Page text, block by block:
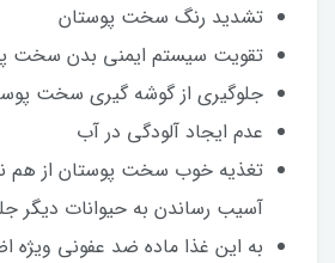
تشدید رنگ سخت پوستان
تقویت سیستم ایمنی بدن سخت
جلوگیری از گوشه گیری سخت
عدم ایجاد آلودگی در آب
تغذیه خوب سخت پوستان از هم
آسیب رساندن به حیوانات دیگر
به این غذا ماده ضد عفونی ویژه